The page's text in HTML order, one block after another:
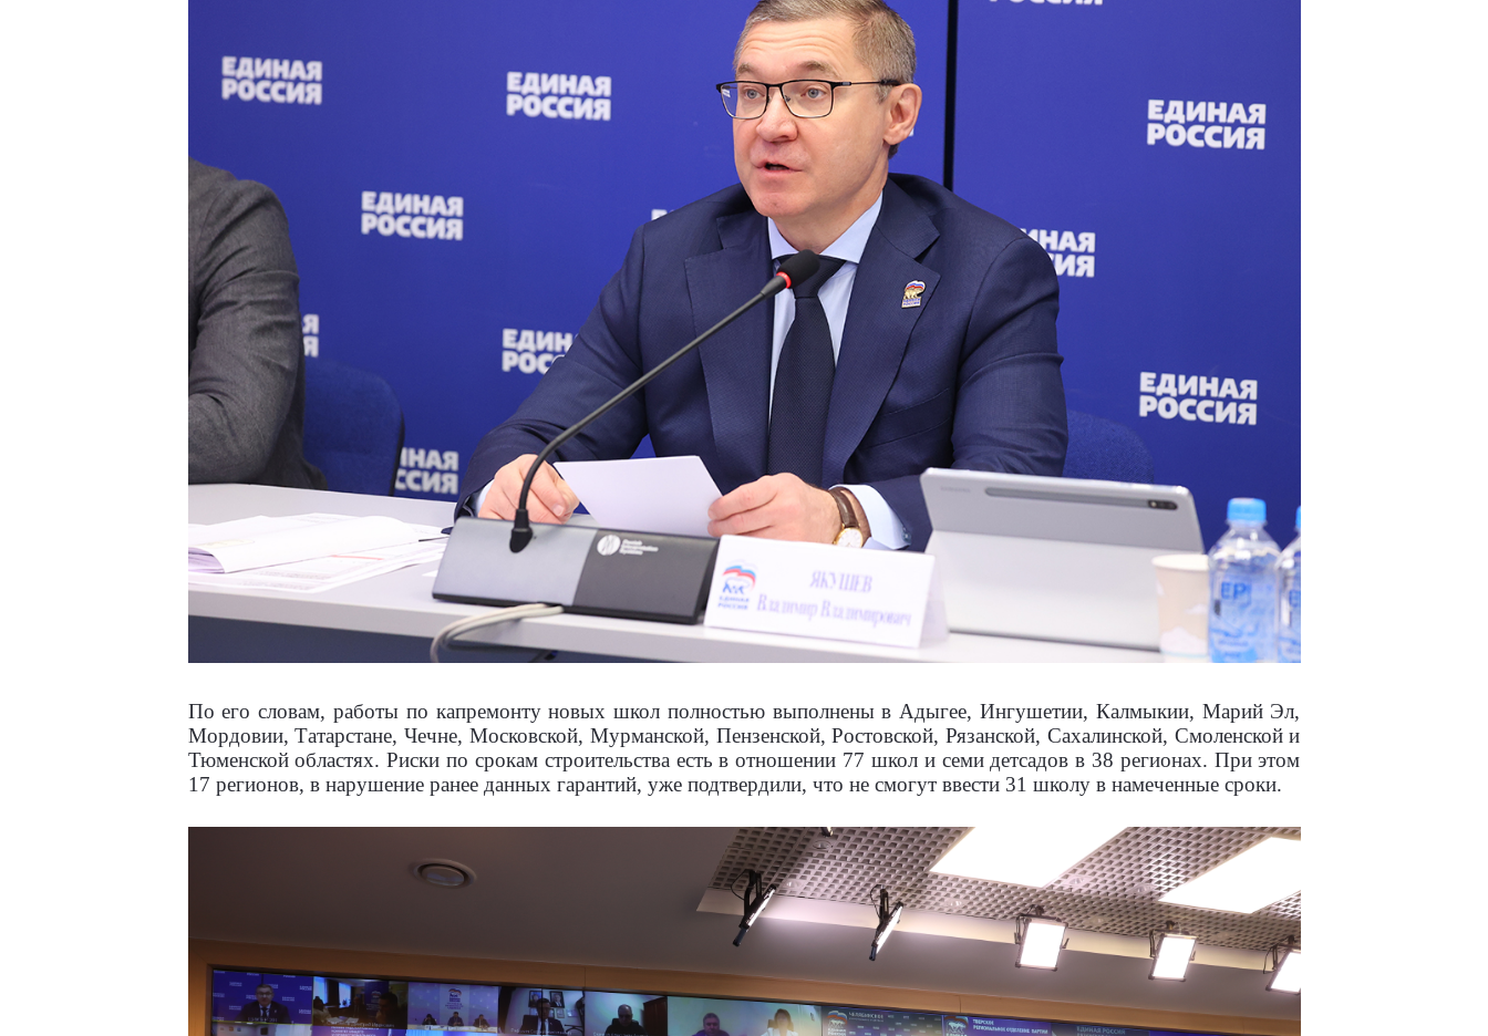
По его словам, работы по капремонту новых школ полностью выполнены в Адыгее, Ингушетии, Калмыкии, Марий Эл,
Мордовии, Татарстане, Чечне, Московской, Мурманской, Пензенской, Ростовской, Рязанской, Сахалинской, Смоленской и
Тюменской областях. Риски по срокам строительства есть в отношении 77 школ и семи детсадов в 38 регионах. При этом
17 регионов, в нарушение ранее данных гарантий, уже подтвердили, что не смогут ввести 31 школу в намеченные сроки.